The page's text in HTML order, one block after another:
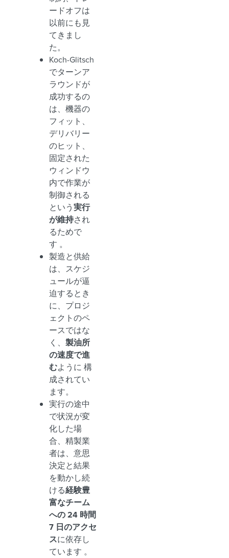
ードオフは
以前にも見
てきまし
た。
Koch-Glitsch
でターンア
ラウンドが
成功するの
は、機器の
フィット、
デリバリー
のヒット、
固定された
ウィンドウ
内で作業が
制御される
という実行
が維持され
るためで
す 。
製造と供給
は、スケジ
ュールが逼
迫するとき
に、プロジ
ェクトのペ
ースではな
く、 製油所
の速度で進
むように 構
成されてい
ます。
実行の途中
で状況が変
化した場
合、精製業
者は、意思
決定と結果
を動かし続
ける経験豊
富なチーム
への 24 時間
7 日のアクセ
スに依存し
ています 。